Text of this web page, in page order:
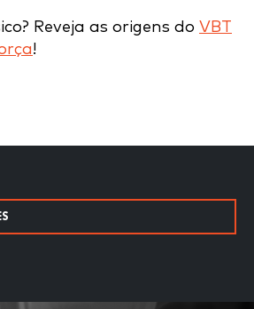
Reveja as origens do VBT
!